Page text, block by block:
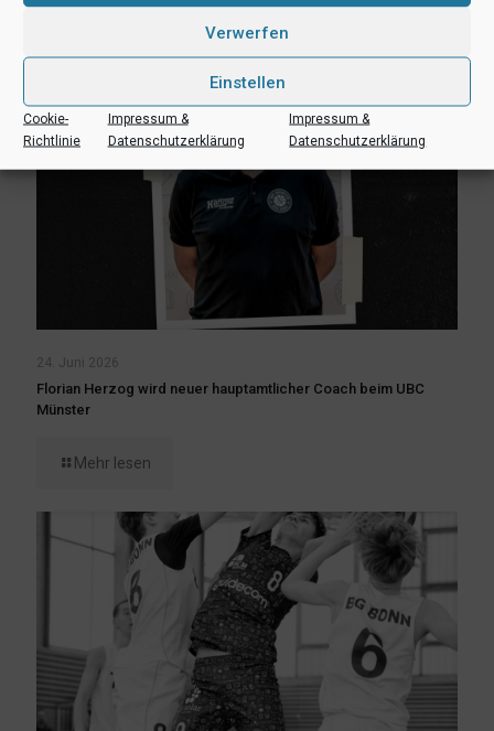
Verwerfen
Einstellen
Cookie-
Richtlinie
Impressum &
Datenschutzerklärung
Impressum &
Datenschutzerklärung
24. Juni 2026
Florian Herzog wird neuer hauptamtlicher Coach beim UBC
Münster
Mehr lesen